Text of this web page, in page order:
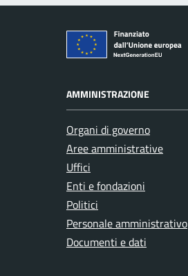
Imposte
Imprese
Inquinamento
Integrazione sociale
Isolamento termico
Istruzione
AMMINISTRAZIONE
Organi di governo
Aree amministrative
Uffici
Enti e fondazioni
Politici
Personale amministrativo
Documenti e dati